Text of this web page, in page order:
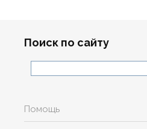
Поиск по сайту
Помощь